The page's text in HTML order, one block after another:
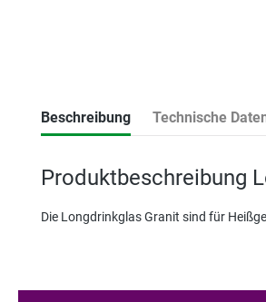
Beschreibung Technische
Produktbeschreibung
Die Longdrinkglas Granit sind für